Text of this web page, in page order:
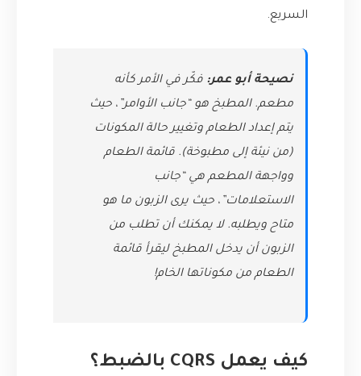
السريع.
نصيحة أبو عمر: فكّر في الأمر كأنه
مطعم. المطبخ هو “جانب الأوامر”، حيث
يتم إعداد الطعام وتغيير حالة المكونات
(من نيئة إلى مطبوخة). قائمة الطعام
وواجهة المطعم هي “جانب
الاستعلامات”، حيث يرى الزبون ما هو
متاح ويطلبه. لا يمكنك أن تطلب من
الزبون أن يدخل المطبخ ليقرأ قائمة
الطعام من مكوناتها الخام!
كيف يعمل CQRS بالضبط؟